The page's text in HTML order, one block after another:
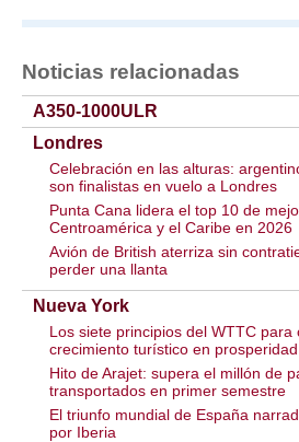
Noticias relacionadas
A350-1000ULR
Londres
Celebración en las alturas:
son finalistas en vuelo a Londres
Punta Cana lidera el top 10 de
Centroamérica y el Caribe en 2026
Avión de British aterriza sin
perder una llanta
Nueva York
Los siete principios del WTTC para
crecimiento turístico en
Hito de Arajet: supera el millón de
transportados en primer semestre
El triunfo mundial de España
por Iberia